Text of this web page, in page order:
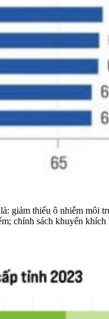
giảm thiểu ô nhiễm môi
chính sách khuyến